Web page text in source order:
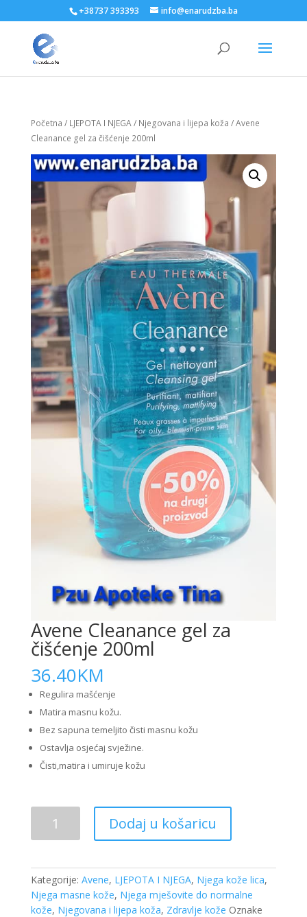
+38737 393393 info@enarudzba.ba
Početna / LJEPOTA I NJEGA/ Njegovana i lijepa koža / Avene
Cleanance gel za čišćenje 200ml
Avene Cleanance gel za
čišćenje 200ml
36.40KM
Regulira mašćenje
Matira masnu kožu.
Bez sapuna temeljito čisti masnu kožu
Ostavlja osjećaj svježine.
Čisti,matira i umiruje kožu
Cleanance
gel
čišćenje
200ml
količina
Dodaj u košaricu
Kategorije: Avene, LJEPOTA I NJEGA, Njega kože lica,
Njega masne kože, Njega mješovite do normalne
kože, Njegovana i lijepa koža, Zdravlje kože Oznake